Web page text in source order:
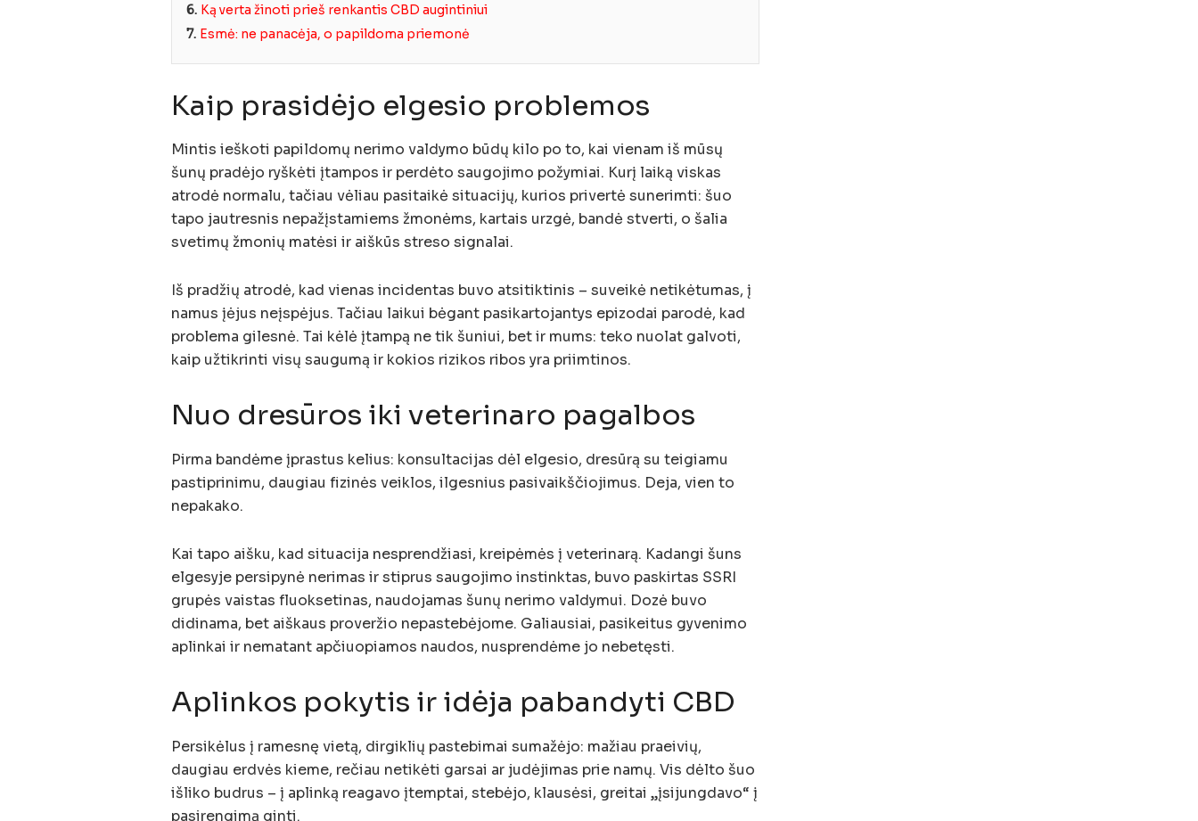
6. Ką verta žinoti prieš renkantis CBD augintiniui
7. Esmė: ne panacėja, o papildoma priemonė
Kaip prasidėjo elgesio problemos
Mintis ieškoti papildomų nerimo valdymo būdų kilo po to, kai vienam iš mūsų
šunų pradėjo ryškėti įtampos ir perdėto saugojimo požymiai. Kurį laiką viskas
atrodė normalu, tačiau vėliau pasitaikė situacijų, kurios privertė sunerimti: šuo
tapo jautresnis nepažįstamiems žmonėms, kartais urzgė, bandė stverti, o šalia
svetimų žmonių matėsi ir aiškūs streso signalai.
Iš pradžių atrodė, kad vienas incidentas buvo atsitiktinis – suveikė netikėtumas, į
namus įėjus neįspėjus. Tačiau laikui bėgant pasikartojantys epizodai parodė, kad
problema gilesnė. Tai kėlė įtampą ne tik šuniui, bet ir mums: teko nuolat galvoti,
kaip užtikrinti visų saugumą ir kokios rizikos ribos yra priimtinos.
Nuo dresūros iki veterinaro pagalbos
Pirma bandėme įprastus kelius: konsultacijas dėl elgesio, dresūrą su teigiamu
pastiprinimu, daugiau fizinės veiklos, ilgesnius pasivaikščiojimus. Deja, vien to
nepakako.
Kai tapo aišku, kad situacija nesprendžiasi, kreipėmės į veterinarą. Kadangi šuns
elgesyje persipynė nerimas ir stiprus saugojimo instinktas, buvo paskirtas SSRI
grupės vaistas fluoksetinas, naudojamas šunų nerimo valdymui. Dozė buvo
didinama, bet aiškaus proveržio nepastebėjome. Galiausiai, pasikeitus gyvenimo
aplinkai ir nematant apčiuopiamos naudos, nusprendėme jo nebetęsti.
Aplinkos pokytis ir idėja pabandyti CBD
Persikėlus į ramesnę vietą, dirgiklių pastebimai sumažėjo: mažiau praeivių,
daugiau erdvės kieme, rečiau netikėti garsai ar judėjimas prie namų. Vis dėlto šuo
išliko budrus – į aplinką reagavo įtemptai, stebėjo, klausėsi, greitai „įsijungdavo“ į
pasirengimą ginti.